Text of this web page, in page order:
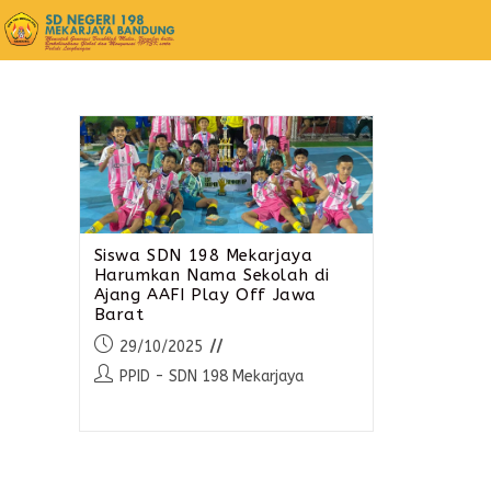
Siswa SDN 198 Mekarjaya
Harumkan Nama Sekolah di
Ajang AAFI Play Off Jawa
Barat
29/10/2025
PPID - SDN 198 Mekarjaya